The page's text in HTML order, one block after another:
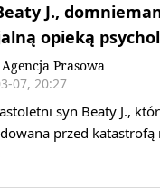
J.,
opieką
Prasowa
07, 20:27
syn Beaty J.,
przed